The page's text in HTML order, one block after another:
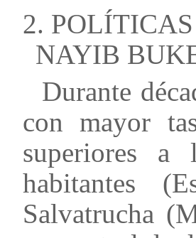
2.
NAYIB
Durante
con mayor
superiores a
habitantes
Salvatrucha